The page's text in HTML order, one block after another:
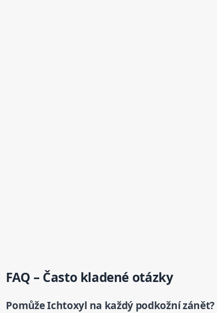
FAQ – Často kladené otázky
PomůžeIchtoxyl na každý podkožní zánět?